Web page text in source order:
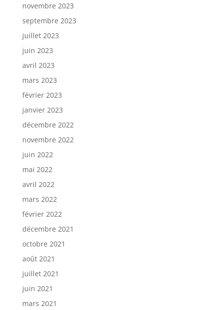
novembre 2023
septembre 2023
juillet 2023
juin 2023
avril 2023
mars 2023
février 2023
janvier 2023
décembre 2022
novembre 2022
juin 2022
mai 2022
avril 2022
mars 2022
février 2022
décembre 2021
octobre 2021
août 2021
juillet 2021
juin 2021
mars 2021